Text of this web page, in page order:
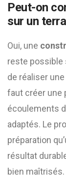
Peut-on
sur un
Oui, une
reste possible
de réaliser
faut créer une
écoulements
adaptés. Le
préparation
résultat
bien maîtrisés.